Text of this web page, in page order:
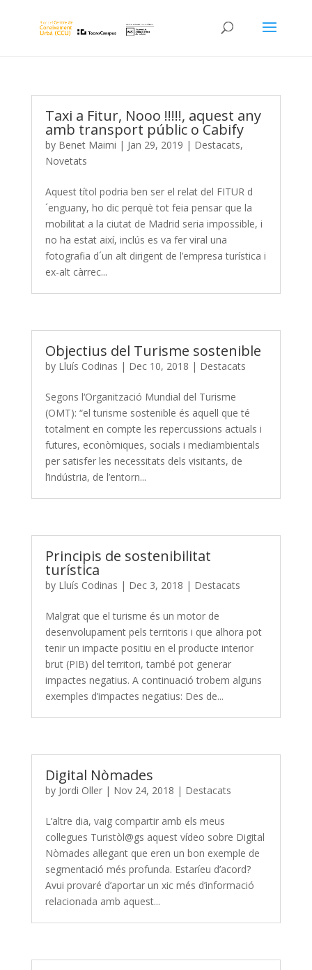
Taxi a Fitur, Nooo !!!!!, aquest any
amb transport públic o Cabify
by Benet Maimi | Jan 29, 2019 | Destacats,
Novetats
Aquest títol podria ben ser el relat del FITUR d
´enguany, ho dic perquè tot feia pensar que la
mobilitat a la ciutat de Madrid seria impossible, i
no ha estat així, inclús es va fer viral una
fotografia d´un alt dirigent de l’empresa turística i
ex-alt càrrec...
Objectius del Turisme sostenible
by Lluís Codinas | Dec 10, 2018 | Destacats
Segons l‘Organització Mundial del Turisme
(OMT): “el turisme sostenible és aquell que té
totalment en compte les repercussions actuals i
futures, econòmiques, socials i mediambientals
per satisfer les necessitats dels visitants, de
l’indústria, de l’entorn...
Principis de sostenibilitat
turística
by Lluís Codinas | Dec 3, 2018 | Destacats
Malgrat que el turisme és un motor de
desenvolupament pels territoris i que alhora pot
tenir un impacte positiu en el producte interior
brut (PIB) del territori, també pot generar
impactes negatius. A continuació trobem alguns
exemples d’impactes negatius: Des de...
Digital Nòmades
by Jordi Oller| Nov 24, 2018 | Destacats
L’altre dia, vaig compartir amb els meus
col·legues Turistòl@gs aquest vídeo sobre Digital
Nòmades al·legant que eren un bon exemple de
segmentació més profunda. Estaríeu d’acord?
Avui provaré d’aportar un xic més d’informació
relacionada amb aquest...